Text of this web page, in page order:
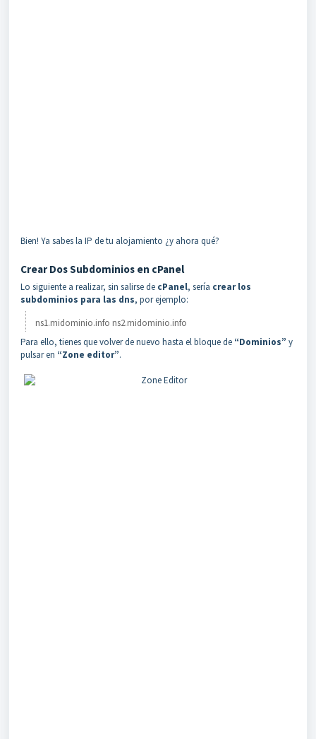
Bien! Ya sabes la IP de tu alojamiento ¿y ahora qué?
Crear Dos Subdominios en cPanel
Lo siguiente a realizar, sin salirse de cPanel, sería crear los
subdominios para las dns, por ejemplo:
ns1.midominio.info ns2.midominio.info
Para ello, tienes que volver de nuevo hasta el bloque de “Dominios” y
pulsar en “Zone editor”.